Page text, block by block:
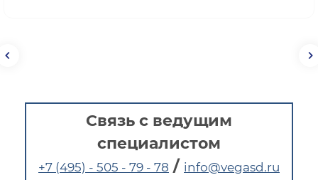
Связь с ведущим
специалистом
+7 (495) - 505 - 79 - 78 / info@vegasd.ru